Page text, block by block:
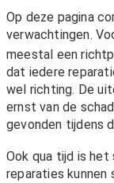
Op deze pagina
verwachtingen.
meestal een
dat iedere
wel richting. De
ernst van de
gevonden tijdens
Ook qua tijd is het
reparaties kunnen